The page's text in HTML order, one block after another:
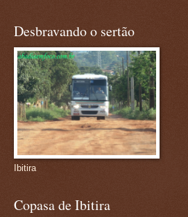
Desbravando o sertão
Ibitira
Copasa de Ibitira